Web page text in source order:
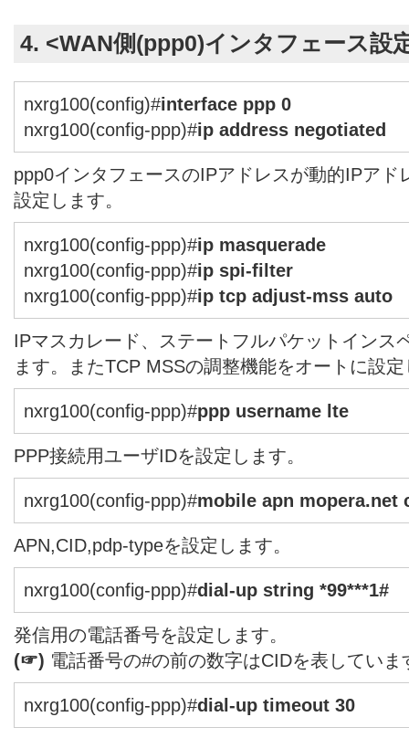
4. <WAN側(ppp0)インタフェース設
nxrg100(config)#interface ppp 0
nxrg100(config-ppp)#ip address negotiated
ppp0インタフェースのIPアドレスが動的IPアド
設定します。
nxrg100(config-ppp)#ip masquerade
nxrg100(config-ppp)#ip spi-filter
nxrg100(config-ppp)#ip tcp adjust-mss auto
IPマスカレード、ステートフルパケットインス
ます。またTCP MSSの調整機能をオートに設
nxrg100(config-ppp)#ppp username lte
PPP接続用ユーザIDを設定します。
nxrg100(config-ppp)#mobile apn mopera.net
APN,CID,pdp-typeを設定します。
nxrg100(config-ppp)#dial-up string *99***1#
発信用の電話番号を設定します。
(☞) 電話番号の#の前の数字はCIDを表していま
nxrg100(config-ppp)#dial-up timeout 30